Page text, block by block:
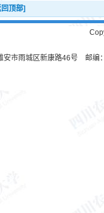
回顶部]
安市雨城区新康路46号 邮编